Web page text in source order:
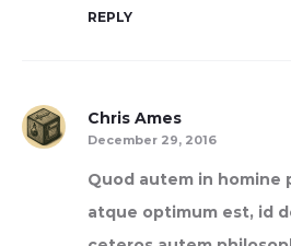
REPLY
Chris Ames
December 29, 2016
Quod autem in homine
atque optimum est, id